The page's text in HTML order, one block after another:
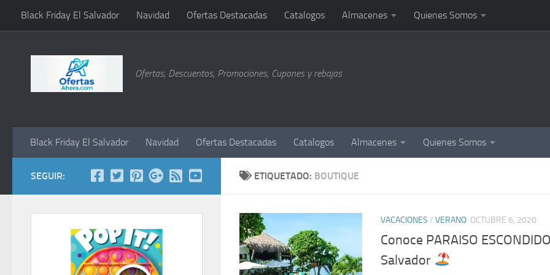
Saltar al contenido
Black Friday El Salvador Navidad Ofertas Destacadas Catalogos Almacenes Quienes Somos
Ofertas, Descuentos, Promociones, Cupones y rebajas
Black Friday El Salvador Navidad Ofertas Destacadas Catalogos Almacenes Quienes Somos
ETIQUETADO: BOUTIQUE
VACACIONES / VERANO OCTUBRE 6, 2020
Conoce PARAISO
Salvador
SEGUIR: